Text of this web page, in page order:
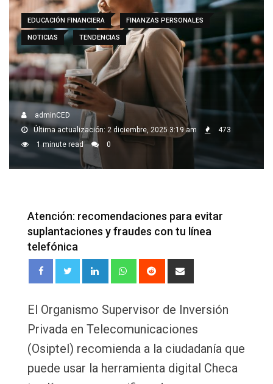
EDUCACIÓN FINANCIERA FINANZAS PERSONALES
NOTICIAS TENDENCIAS
adminCED
Última actualización: 2 diciembre, 2025 3:19 am
473
1 minute read
0
Atención: recomendaciones para evitar
suplantaciones y fraudes con tu línea
telefónica
LinkedInWhatsapp
Reddit
via
El Organismo Supervisor de Inversión
Privada en Telecomunicaciones
(Osiptel) recomienda a la ciudadanía que
puede usar la herramienta digital Checa